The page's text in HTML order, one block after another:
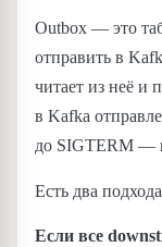
Outbox — это
отправить в
читает из неё и
в Kafka
до SIGTERM —
Есть два
Если все